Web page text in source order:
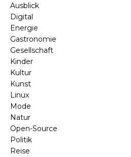
Ausblick
Digital
Energie
Gastronomie
Gesellschaft
Kinder
Kultur
Kunst
Linux
Mode
Natur
Open-Source
Politik
Reise